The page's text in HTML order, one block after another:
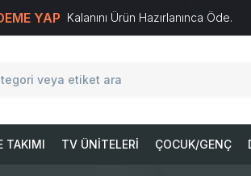
YAP Kalanını Ürün Hazırlanınca Öde.
TAKIMI TV ÜNITELERI ÇOCUK/GENÇ
E-TicaretSistemleriyle Hazırlanmıştır.